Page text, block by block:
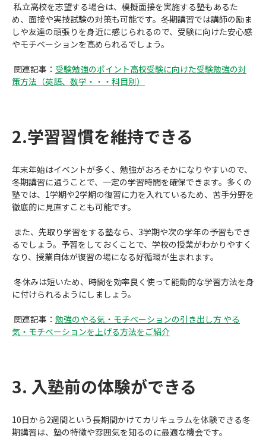
私立高校を志望する場合は、模擬面接を実施する塾もあるた
め、面接や実技試験の対策も可能です。冬期講習では講師の励ま
しや友達の頑張りを身近に感じられるので、受験に向けた安心感
やモチベーションを高められるでしょう。
関連記事： 受験勉強のポイント高校受験に向けた受験勉強の対
策方法（英語、数学・・・科目別）
2.学習習慣を維持できる
年末年始はイベントが多く、勉強がおろそかになりやすいので、
冬期講習に通うことで、一定の学習時間を確保できます。多くの
塾では、1学期や2学期の復習に力を入れているため、苦手分野を
徹底的に見直すことも可能です。
また、先取り学習をする塾なら、3学期や次の学年の予習もでき
るでしょう。予習をしておくことで、学校の授業がわかりやすく
なり、授業自体が復習の場になる好循環が生まれます。
冬休みは短いため、時間を効率良く使って能動的な学習方法を身
に付けられるようにしましょう。
関連記事： 勉強のやる気・モチベーションの引き出し方 やる
気・モチベーションを上げる方法をご紹介
3. 入塾前の体験ができる
10日から2週間という長期間かけてカリキュラムを体験できる冬
期講習は、塾の特徴や雰囲気を知るのに最適な機会です。